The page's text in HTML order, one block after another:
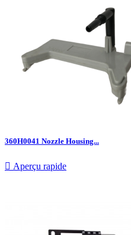
360H0041 Nozzle Housing...
 Aperçu rapide